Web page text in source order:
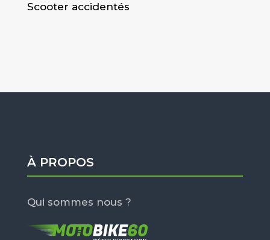
Scooter accidentés
À PROPOS
Qui sommes nous ?